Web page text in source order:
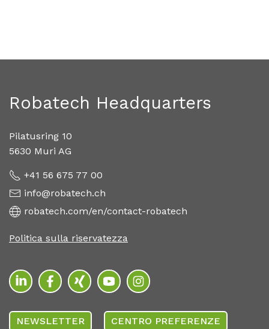
Robatech Headquarters
Pilatusring 10
5630 Muri AG
+41 56 675 77 00
info@robatech.ch
robatech.com/en/contact-robatech
Politica sulla riservatezza
NEWSLETTER CENTRO PREFERENZE